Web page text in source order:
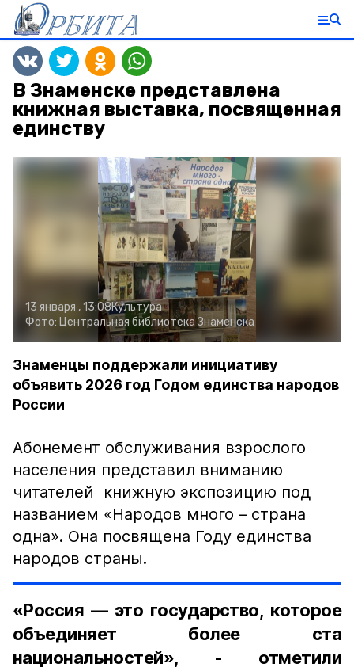
В Знаменске представлена
книжная выставка, посвященная
единству
13 января , 13:08Культура
Фото: Центральная библиотека Знаменска
Знаменцы поддержали инициативу
объявить 2026 год Годом единства народов
России
Абонемент обслуживания взрослого
населения представил вниманию
читателей книжную экспозицию под
названием «Народов много – страна
одна». Она посвящена Году единства
народов страны.
«Россия — это государство, которое
объединяет более ста
национальностей», - отметили